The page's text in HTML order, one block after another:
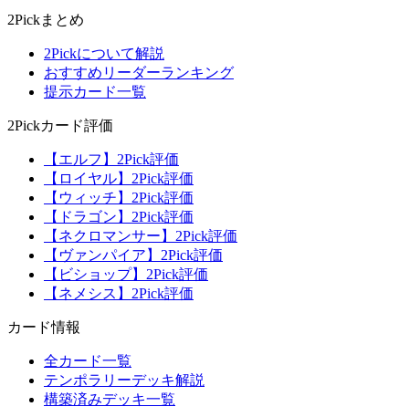
2Pickまとめ
2Pickについて解説
おすすめリーダーランキング
提示カード一覧
2Pickカード評価
【エルフ】2Pick評価
【ロイヤル】2Pick評価
【ウィッチ】2Pick評価
【ドラゴン】2Pick評価
【ネクロマンサー】2Pick評価
【ヴァンパイア】2Pick評価
【ビショップ】2Pick評価
【ネメシス】2Pick評価
カード情報
全カード一覧
テンポラリーデッキ解説
構築済みデッキ一覧